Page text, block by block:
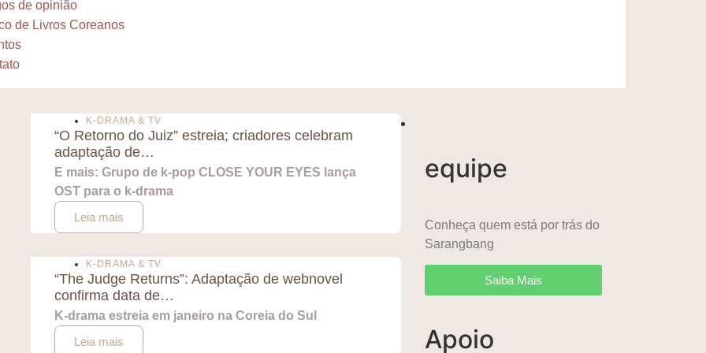
de opinião
de Livros Coreanos
K-DRAMA & TV
“O Retorno do Juiz” estreia; criadores celebram
adaptação de…
E mais: Grupo de k-pop CLOSE YOUR EYES lança
OST para o k-drama
Leia mais
K-DRAMA & TV
“The Judge Returns”: Adaptação de webnovel
confirma data de…
K-drama estreia em janeiro na Coreia do Sul
Leia mais
equipe
Conheça quem está por trás do
Sarangbang
Saiba Mais
Apoio